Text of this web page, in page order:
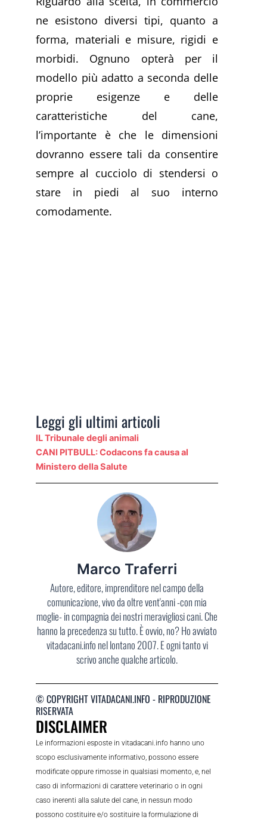
ne esistono diversi tipi, quanto a
forma, materiali e misure, rigidi e
morbidi. Ognuno opterà per il
modello più adatto a seconda delle
proprie esigenze e delle
caratteristiche del cane,
l’importante è che le dimensioni
dovranno essere tali da consentire
sempre al cucciolo di stendersi o
stare in piedi al suo interno
comodamente.
Leggi gli ultimi articoli
IL Tribunale degli animali
CANI PITBULL: Codacons fa causa al
Ministero della Salute
Marco Traferri
Autore, editore, imprenditore nel campo della
comunicazione, vivo da oltre vent'anni -con mia
moglie- in compagnia dei nostri meravigliosi cani. Che
hanno la precedenza su tutto. È ovvio, no? Ho avviato
vitadacani.info nel lontano 2007. E ogni tanto vi
scrivo anche qualche articolo.
© COPYRIGHT VITADACANI.INFO - RIPRODUZIONE
RISERVATA
DISCLAIMER
Le informazioni esposte in vitadacani.info hanno uno
scopo esclusivamente informativo, possono essere
modificate oppure rimosse in qualsiasi momento, e, nel
caso di informazioni di carattere veterinario o in ogni
caso inerenti alla salute del cane, in nessun modo
possono costituire e/o sostituire la formulazione di